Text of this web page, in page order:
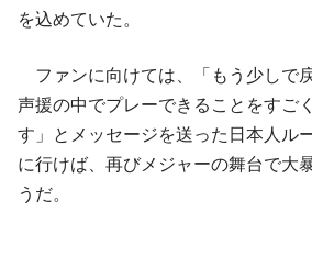
を込めていた。
ファンに向けては、「もう少しで
声援の中でプレーできることをすご
す」とメッセージを送った日本人ル
に行けば、再びメジャーの舞台で大
うだ。